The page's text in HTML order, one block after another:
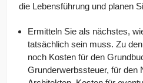
die Lebensführung und planen
Ermitteln Sie als nächstes,
tatsächlich sein muss. Zu
noch Kosten für den
Grunderwerbssteuer, für den